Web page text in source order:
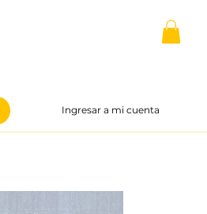
Ingresar a mi cuenta